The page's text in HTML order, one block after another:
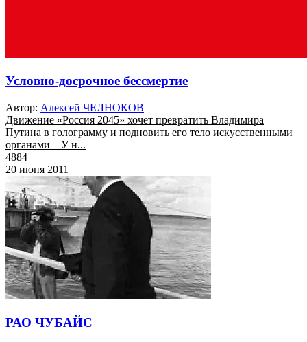
Условно-досрочное бессмертие
Автор: Алексей ЧЕЛНОКОВ
Движение «Россия 2045» хочет превратить Владимира
Путина в голограмму и подновить его тело искусственными
органами – У н...
4884
20 июня 2011
РАО ЧУБАЙС